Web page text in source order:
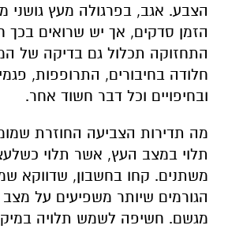
הצבע. אגב, בפרגולה מעץ גושני
הזמן סדקים, אך יש שרואים בכך
התחזוקה תכלול גם בדיקה של
חלודה בחיבורים, התרופפות,
ובחיפויים וכל דבר חשוד אחר.
מה תדירות הצביעה החוזרת
תלוי במצב העץ, אשר תלוי
משתנים. קחו בחשבון, שדווקא
הגורמים שיותר משפיעים על
מגשם. חשיפה לשמש תלויה